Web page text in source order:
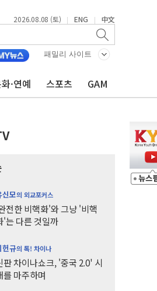
2026.08.08 (토) | ENG | 中文
패밀리 사이트
·연예 스포츠 GAM
신모의 외교포커스
전한 비핵화'와 그냥 '비핵
'는 다른 것일까
헌규의 톡! 차이나
판 차이나쇼크, '중국 2.0' 시
를 마주하며